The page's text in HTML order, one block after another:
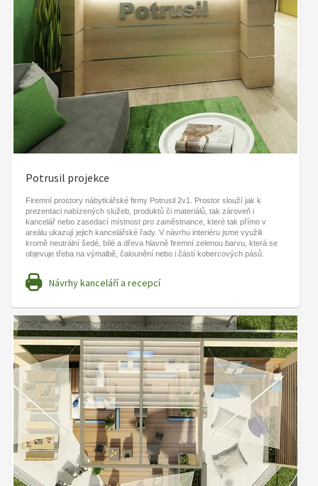
Potrusil projekce
Firemní prostory nábytkářské firmy Potrusil 2v1. Prostor slouží jak k
prezentaci nabízených služeb, produktů či materiálů, tak zároveň i
kancelář nebo zasedací místnost pro zaměstnance, které tak přímo v
areálu ukazují jejich kancelářské řady. V návrhu interiéru jsme využili
kromě neutrální šedé, bílé a dřeva hlavně firemní zelenou barvu, která se
objevuje třeba na výmalbě, čalounění nebo i částí kobercových pásů.
Návrhy kanceláří a recepcí